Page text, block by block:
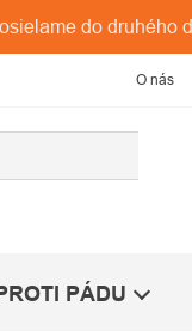
do druhého
O nás
PÁDU